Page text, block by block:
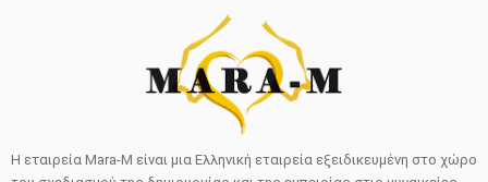
Η εταιρεία Mara-M είναι μια Ελληνική εταιρεία εξειδικευμένη στο χώρο